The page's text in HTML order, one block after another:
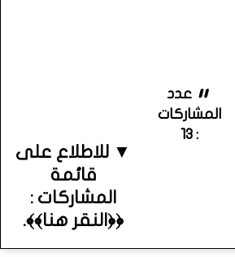
عدد
المشاركات
: 13
▼ للاطلاع على
قائمة
المشاركات :
﴿﴿النقر هنا﴾﴾.